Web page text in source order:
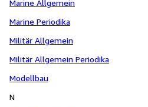
Marine Allgemein
Marine Periodika
Militär Allgemein
Militär Allgemein Periodika
Modellbau
N